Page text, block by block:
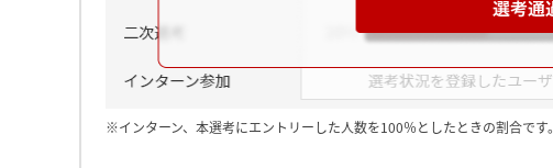
※インターン、本選考にエントリーした人数を100％としたときの割合です。